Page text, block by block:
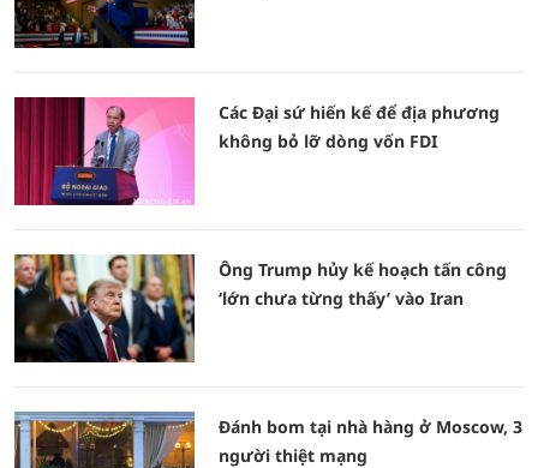
Các Đại sứ hiến kế để địa phương
không bỏ lỡ dòng vốn FDI
Ông Trump hủy kế hoạch tấn công
‘lớn chưa từng thấy’ vào Iran
Đánh bom tại nhà hàng ở Moscow, 3
người thiệt mạng